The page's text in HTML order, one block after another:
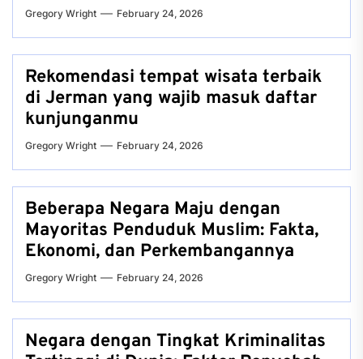
Gregory Wright February 24, 2026
Rekomendasi tempat wisata terbaik
di Jerman yang wajib masuk daftar
kunjunganmu
Gregory Wright February 24, 2026
Beberapa Negara Maju dengan
Mayoritas Penduduk Muslim: Fakta,
Ekonomi, dan Perkembangannya
Gregory Wright February 24, 2026
Negara dengan Tingkat Kriminalitas